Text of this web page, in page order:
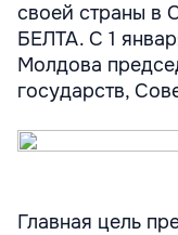
своей страны в
БЕЛТА. С 1
Молдова
государств,
Главная цель